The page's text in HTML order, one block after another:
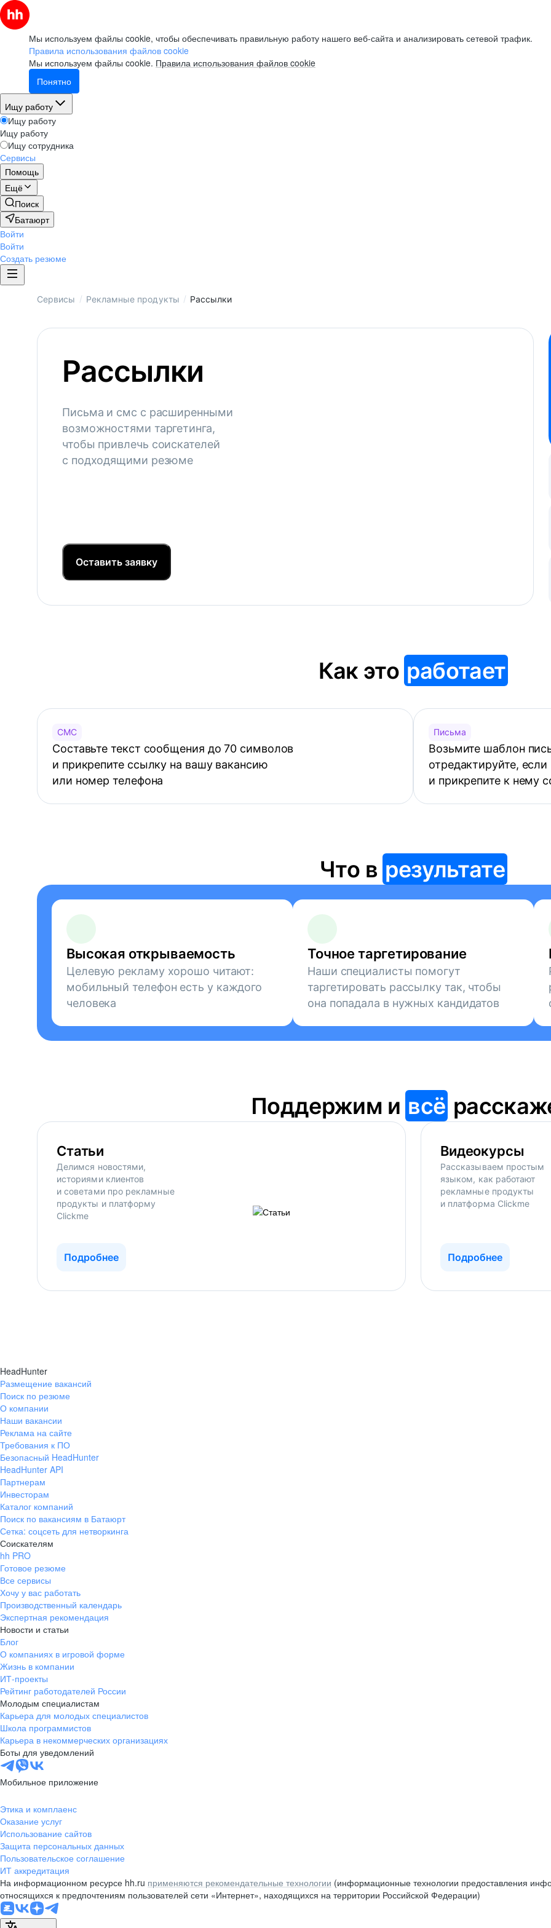
Мы используем файлы cookie, чтобы обеспечивать правильную работу нашего веб-сайта и анализировать сетевой трафик.
Правила использования файлов cookie
Мы используем файлы cookie. Правила использования файлов cookie
Понятно
Ищу работу
Ищу работу
Ищу работу
Ищу сотрудника
Сервисы
Помощь
Ещё
Поиск
Батаюрт
Войти
Войти
Создать резюме
Сервисы / Рекламные продукты / Рассылки
Рассылки
Письма и смс с расширенными
возможностями таргетинга,
чтобы привлечь соискателей
с подходящими резюме
Оставить заявку
Как это работает
СМС
Составьте текст сообщения до 70 символов
и прикрепите ссылку на вашу вакансию
или номер телефона
Письма
Возьмите шаблон
отредактируйте,
и прикрепите к нему
Что в результате
Высокая открываемость
Целевую рекламу хорошо читают:
мобильный телефон есть у каждого
человека
Точное таргетирование
Наши специалисты помогут
таргетировать рассылку так, чтобы
она попадала в нужных кандидатов
Поддержим и всё
Статьи
Делимся новостями,
историями клиентов
и советами про рекламные
продукты и платформу
Clickme
Подробнее
Видеокурсы
Рассказываем простым
языком, как работают
рекламные продукты
и платформа Clickme
Подробнее
HeadHunter
Размещение вакансий
Поиск по резюме
О компании
Наши вакансии
Реклама на сайте
Требования к ПО
Безопасный HeadHunter
HeadHunter API
Партнерам
Инвесторам
Каталог компаний
Поиск по вакансиям в Батаюрт
Сетка: соцсеть для нетворкинга
Соискателям
hh PRO
Готовое резюме
Все сервисы
Хочу у вас работать
Производственный календарь
Экспертная рекомендация
Новости и статьи
Блог
О компаниях в игровой форме
Жизнь в компании
ИТ-проекты
Рейтинг работодателей России
Молодым специалистам
Карьера для молодых специалистов
Школа программистов
Карьера в некоммерческих организациях
Боты для уведомлений
Мобильное приложение
Этика и комплаенс
Оказание услуг
Использование сайтов
Защита персональных данных
Пользовательское соглашение
ИТ аккредитация
На информационном ресурсе hh.ru применяются рекомендательные технологии (информационные технологии предоставления
относящихся к предпочтениям пользователей сети «Интернет», находящихся на территории Российской Федерации)